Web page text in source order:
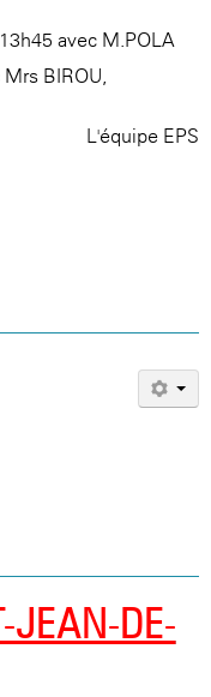
avec M.POLA
BIROU,
L'équipe EPS
JEAN-DE-